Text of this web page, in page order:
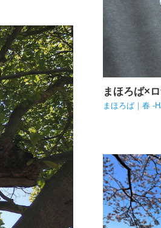
まほろば×
まほろば｜春 -